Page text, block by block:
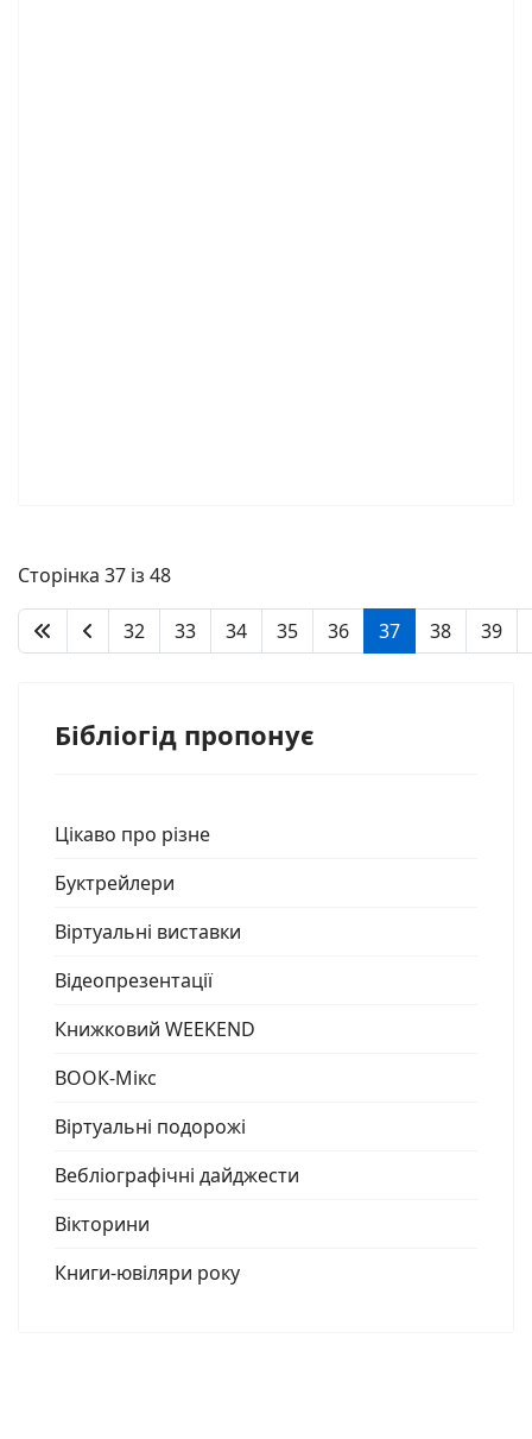
Сторінка 37 із 48
32 33 34 35 36 37 38 39
Бібліогід пропонує
Цікаво про різне
Буктрейлери
Віртуальні виставки
Відеопрезентації
Книжковий WEEKEND
ВООК-Мікс
Віртуальні подорожі
Вебліографічні дайджести
Вікторини
Книги-ювіляри року